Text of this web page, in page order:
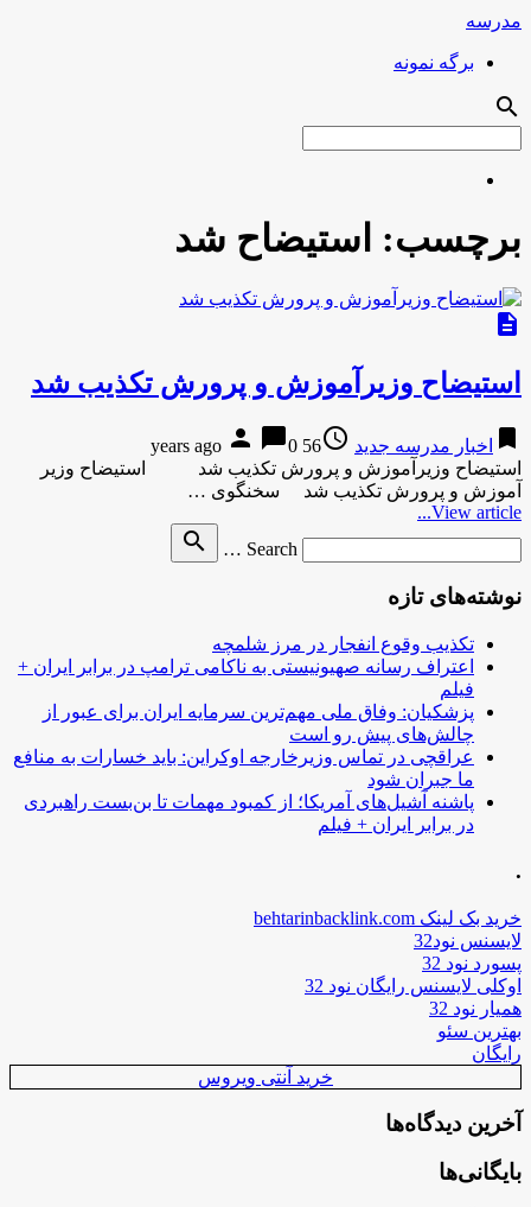
مدرسه
برگه نمونه
search
برچسب: استیضاح شد
description
استیضاح وزیرآموزش و پرورش تکذیب شد
bookmark اخبار مدرسه جدید access_time
56 years ago
person chat_bubble0
استیضاح وزیرآموزش و پرورش تکذیب شد استیضاح وزیر
آموزش و پرورش تکذیب شد سخنگوی …
View article...
Search …
search
نوشته‌های تازه
تکذیب وقوع انفجار در مرز شلمچه
اعتراف رسانه صهیونیستی به ناکامی ترامپ در برابر ایران +
فیلم
پزشکیان: وفاق ملی مهم‌ترین سرمایه ایران برای عبور از
چالش‌های پیش رو است
عراقچی در تماس وزیرخارجه اوکراین: باید خسارات به منافع
ما جبران شود
پاشنه آشیل‌های آمریکا؛ از کمبود مهمات تا بن‌بست راهبردی
در برابر ایران + فیلم
.
خرید بک لینک behtarinbacklink.com
لایسنس نود32
پسورد نود 32
اوکلی لایسنس رایگان نود 32
همیار نود 32
بهترین سئو
رایگان
خرید آنتی ویروس
آخرین دیدگاه‌ها
بایگانی‌ها